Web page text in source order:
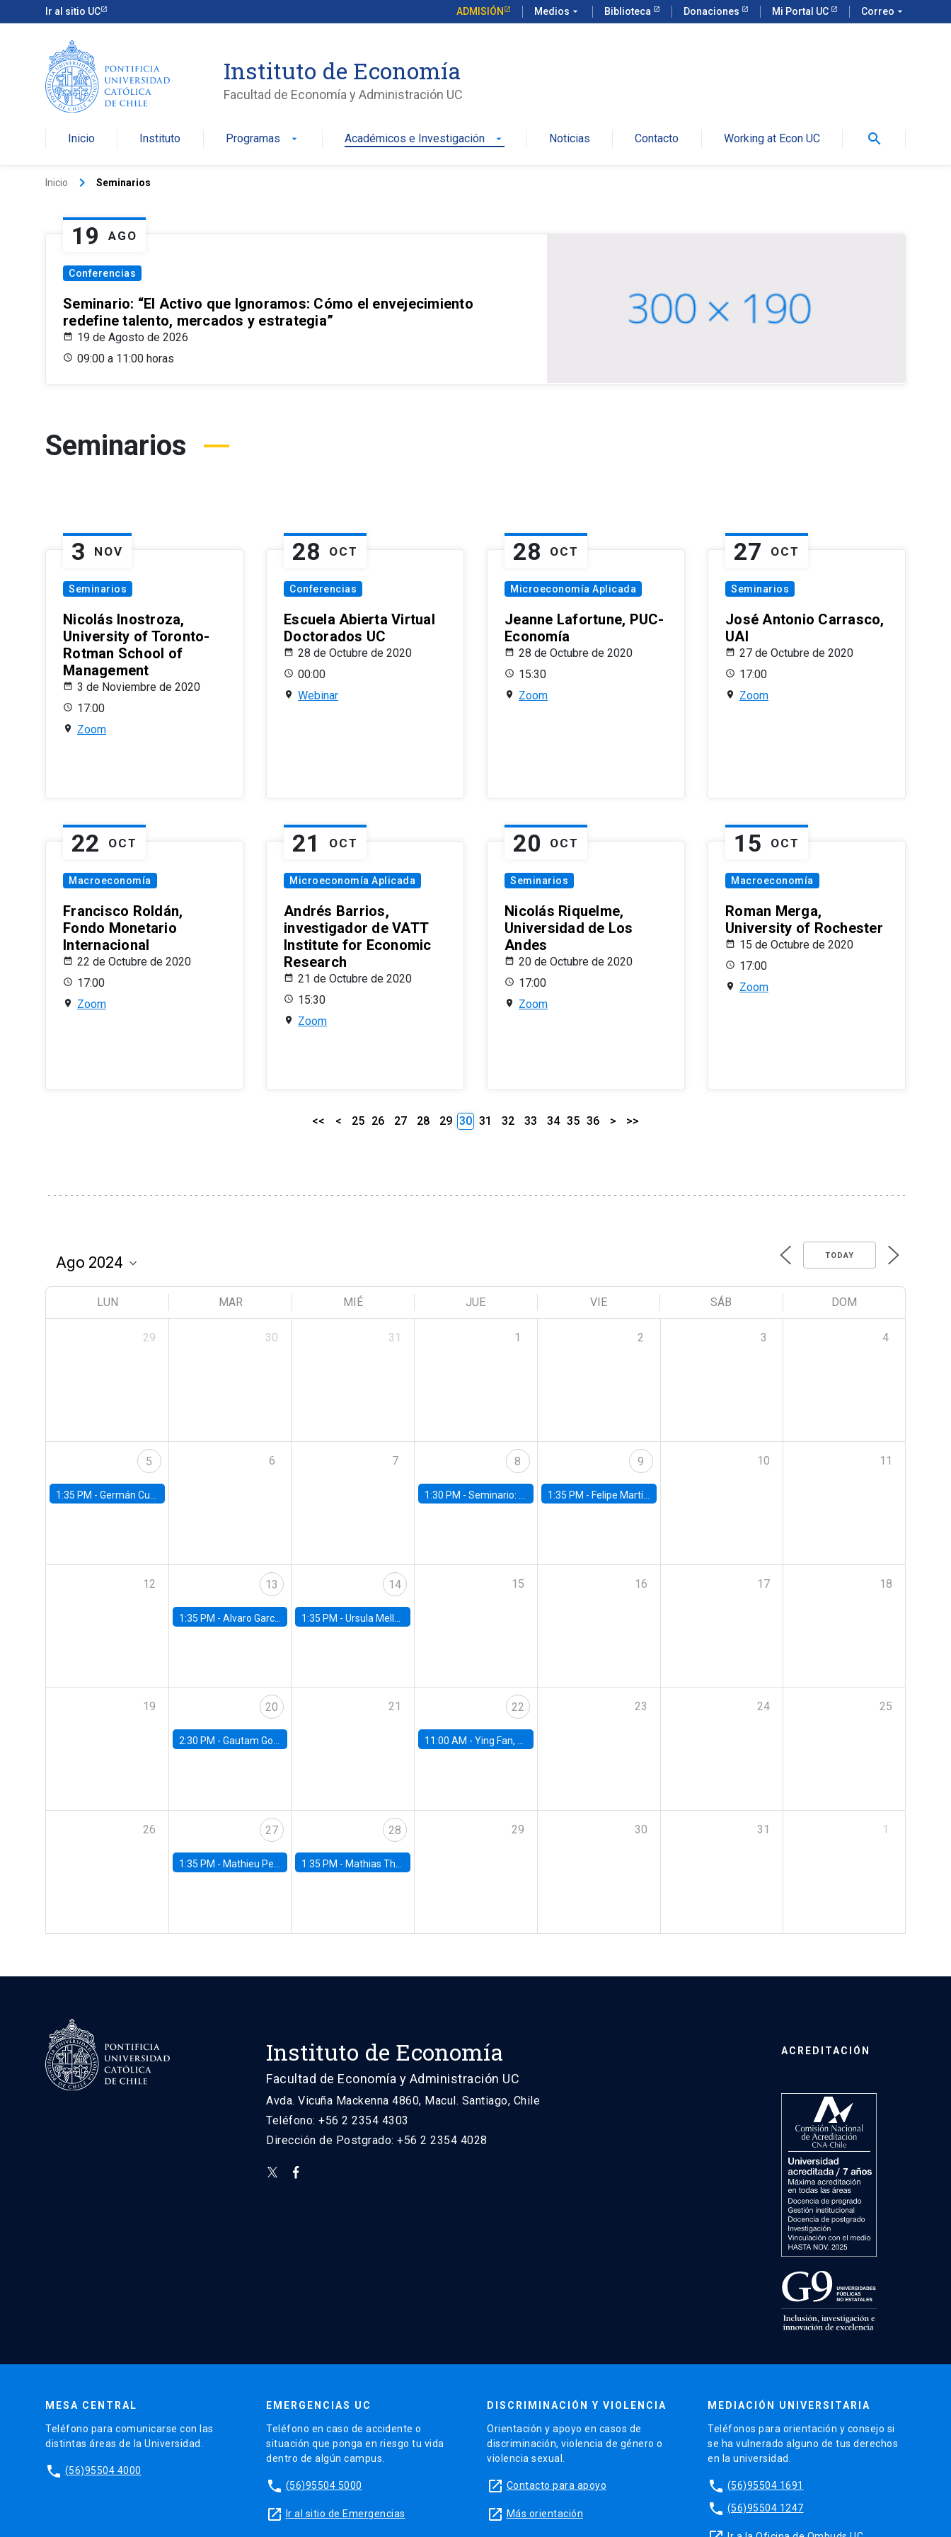
Ir al sitio UC ADMISIÓN Medios arrow_drop_down Biblioteca Donaciones Mi Portal UC Correo arrow_drop_down
Instituto de Economía
Facultad de Economía y Administración UC
Inicio Instituto Programas arrow_drop_down Académicos e Investigación arrow_drop_down Noticias Contacto Working at Econ UC search
Inicio keyboard_arrow_right Seminarios
19 AGO
Conferencias
Seminario: “El Activo que Ignoramos: Cómo el envejecimiento
redefine talento, mercados y estrategia”
19 de Agosto de 2026
09:00 a 11:00 horas
Seminarios
3 NOV
Seminarios
Nicolás Inostroza,
University of Toronto-
Rotman School of
Management
3 de Noviembre de 2020
17:00
Zoom
28 OCT
Conferencias
Escuela Abierta Virtual
Doctorados UC
28 de Octubre de 2020
00:00
Webinar
28 OCT
Microeconomía Aplicada
Jeanne Lafortune, PUC-
Economía
28 de Octubre de 2020
15:30
Zoom
27 OCT
Seminarios
José Antonio Carrasco,
UAI
27 de Octubre de 2020
17:00
Zoom
22 OCT
Macroeconomía
Francisco Roldán,
Fondo Monetario
Internacional
22 de Octubre de 2020
17:00
Zoom
21 OCT
Microeconomía Aplicada
Andrés Barrios,
investigador de VATT
Institute for Economic
Research
21 de Octubre de 2020
15:30
Zoom
20 OCT
Seminarios
Nicolás Riquelme,
Universidad de Los
Andes
20 de Octubre de 2020
17:00
Zoom
15 OCT
Macroeconomía
Roman Merga,
University of Rochester
15 de Octubre de 2020
17:00
Zoom
<< < 25 26 27 28 29 30 31 32 33 34 35 36 > >>
TODAY
LUN MAR MIÉ JUE VIE SÁB DOM
29 30 31 1 2 3 4
5
1:35 PM - Germán Cubas, University of Houston
6 7 8
1:30 PM -Seminario: “Recuperando la humanidad para progresar en la era de la IA»
9
1:35 PM - Felipe Martínez, alumno Doctorado en Economía UC
10 11
12 13
1:35 PM - Alvaro Garcia-Marin, Universidad de Los Andes
14
1:35 PM -Ursula Mello, Insper - Institute of Education and Research
15 16 17 18
19 20
2:30 PM - Gautam Gowrisankaran, Columbia University
21 22
11:00 AM -Ying Fan, University of Michigan
23 24 25
26 27
1:35 PM - Mathieu Pedemonte, IDB
28
1:35 PM - Mathias Thoenig, University of Lausanne
29 30 31 1
Instituto de Economía
Facultad de Economía y Administración UC
Avda. Vicuña Mackenna 4860, Macul. Santiago, Chile
Teléfono: +56 2 2354 4303
Dirección de Postgrado: +56 2 2354 4028
ACREDITACIÓN
MESA CENTRAL
Teléfono para comunicarse con las
distintas áreas de la Universidad.
phone (56)95504 4000
EMERGENCIAS UC
Teléfono en caso de accidente o
situación que ponga en riesgo tu vida
dentro de algún campus.
phone (56)95504 5000
launch Ir al sitio de Emergencias
DISCRIMINACIÓN Y VIOLENCIA
Orientación y apoyo en casos de
discriminación, violencia de género o
violencia sexual.
launch Contacto para apoyo
launch Más orientación
MEDIACIÓN UNIVERSITARIA
Teléfonos para orientación y consejo si
se ha vulnerado alguno de tus derechos
en la universidad.
phone (56)95504 1691
phone (56)95504 1247